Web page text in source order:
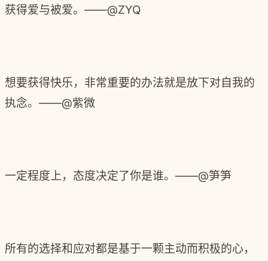
获得爱与被爱。——@ZYQ
想要获得快乐，非常重要的办法就是放下对自我的
执念。——@紫微
一定程度上，态度决定了你是谁。——@笋笋
所有的选择和应对都是基于一颗主动而积极的心，